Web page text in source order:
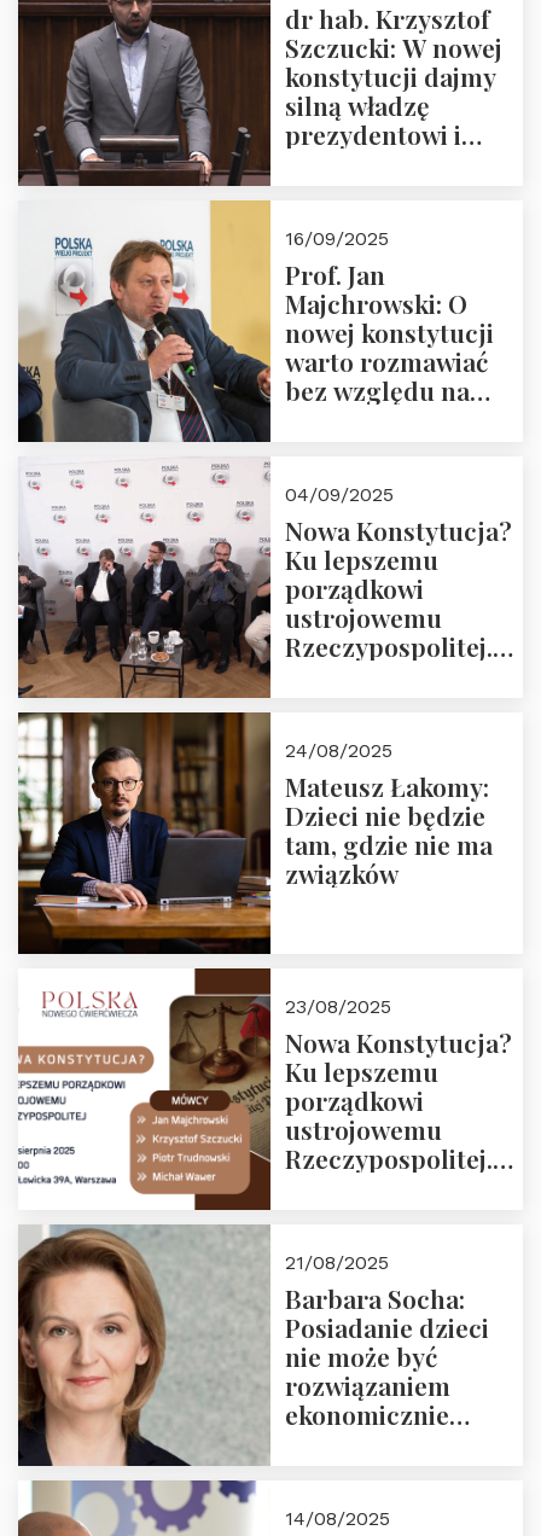
dr hab. Krzysztof
Szczucki: W nowej
konstytucji dajmy
silną władzę
prezydentowi i
16/09/2025
Prof. Jan
Majchrowski: O
nowej konstytucji
warto rozmawiać
bez względu na
04/09/2025
Nowa Konstytucja?
Ku lepszemu
porządkowi
ustrojowemu
Rzeczypospolitej.
24/08/2025
Mateusz Łakomy:
Dzieci nie będzie
tam, gdzie nie ma
związków
23/08/2025
Nowa Konstytucja?
Ku lepszemu
porządkowi
ustrojowemu
Rzeczypospolitej.
Nowego
Ćwierćwiecza”
21/08/2025
Barbara Socha:
Posiadanie dzieci
nie może być
rozwiązaniem
ekonomicznie
14/08/2025